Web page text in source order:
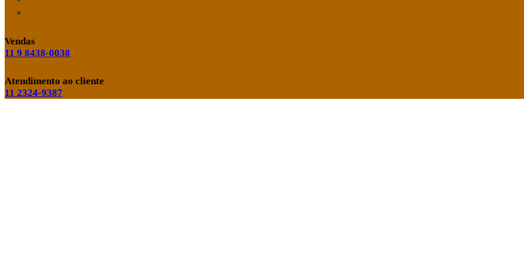
Vendas
11 9 8438-0038
Atendimento ao cliente
11 2324-9387